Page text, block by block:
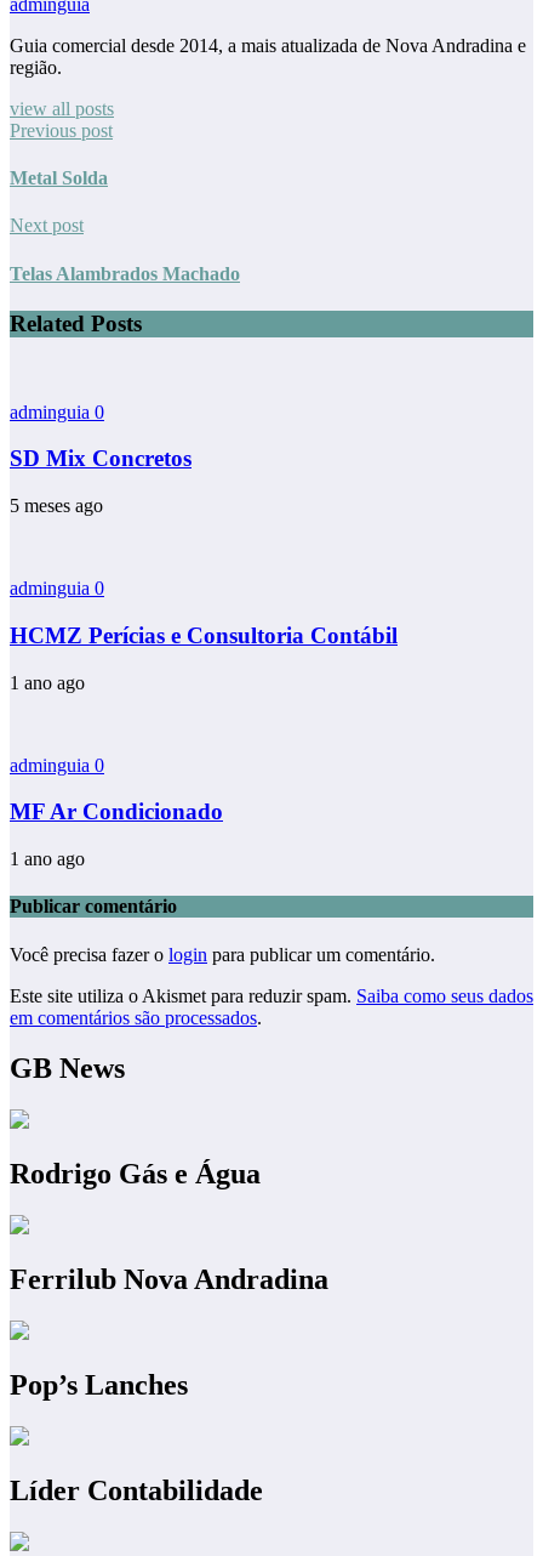
adminguia
Guia comercial desde 2014, a mais atualizada de Nova Andradina e
região.
view all posts
Previous post
Metal Solda
Next post
Telas Alambrados Machado
Related Posts
adminguia 0
SD Mix Concretos
5 meses ago
adminguia 0
HCMZ Perícias e Consultoria Contábil
1 ano ago
adminguia 0
MF Ar Condicionado
1 ano ago
Publicar comentário
Você precisa fazer o login para publicar um comentário.
Este site utiliza o Akismet para reduzir spam. Saiba como seus dados
em comentários são processados.
GB News
Rodrigo Gás e Água
Ferrilub Nova Andradina
Pop’s Lanches
Líder Contabilidade